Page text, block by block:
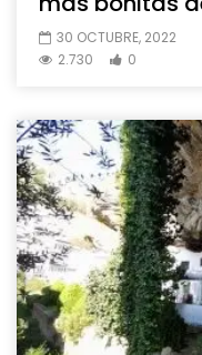
30 OCTUBRE, 2022
2.730
0